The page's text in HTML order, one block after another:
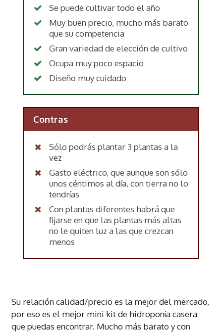
Se puede cultivar todo el año
Muy buen precio, mucho más barato
que su competencia
Gran variedad de elección de cultivo
Ocupa muy poco espacio
Diseño muy cuidado
Contras
Sólo podrás plantar 3 plantas a la
vez
Gasto eléctrico, que aunque son sólo
unos céntimos al día, con tierra no lo
tendrías
Con plantas diferentes habrá que
fijarse en que las plantas más altas
no le quiten luz a las que crezcan
menos
Su relación calidad/precio es la mejor del mercado,
por eso es el mejor mini kit de hidroponía casera
que puedas encontrar. Mucho más barato y con